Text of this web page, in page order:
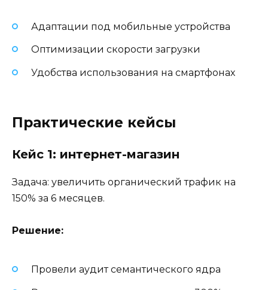
Адаптации под мобильные устройства
Оптимизации скорости загрузки
Удобства использования на смартфонах
Практические кейсы
Кейс 1: интернет-магазин
Задача: увеличить органический трафик на
150% за 6 месяцев.
Решение:
Провели аудит семантического ядра